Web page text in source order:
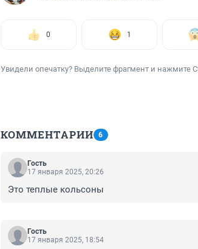
0 1
Увидели опечатку? Выделите фрагмент и нажмите
КОММЕНТАРИИ 6
Гость
17 января 2025, 20:26
Это теплые кольсоны
Гость
17 января 2025, 18:54